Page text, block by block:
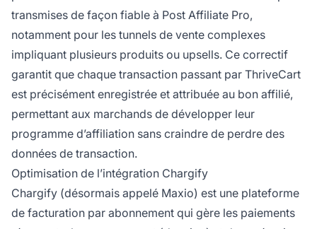
transmises de façon fiable à Post Affiliate Pro,
notamment pour les tunnels de vente complexes
impliquant plusieurs produits ou upsells. Ce correctif
garantit que chaque transaction passant par ThriveCart
est précisément enregistrée et attribuée au bon affilié,
permettant aux marchands de développer leur
programme d’affiliation sans craindre de perdre des
données de transaction.
Optimisation de l’intégration Chargify
Chargify (désormais appelé Maxio) est une plateforme
de facturation par abonnement qui gère les paiements